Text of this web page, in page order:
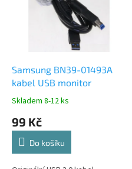
Samsung BN39-01493A
kabel USB monitor
Skladem 8-12 ks
99 Kč
Do košíku